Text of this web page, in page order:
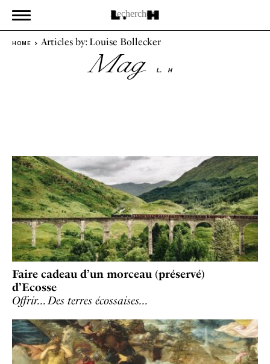
HOME Articles by: Louise Bollecker
Mag L. H
Faire cadeau d’un morceau (préservé)
d’Ecosse
Offrir… Des terres écossaises…